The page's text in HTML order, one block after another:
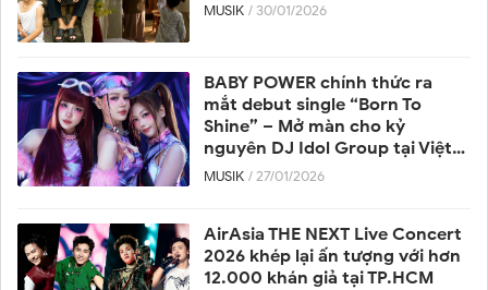
MUSIK / 30/01/2026
BABY POWER chính thức ra
mắt debut single “Born To
Shine” – Mở màn cho kỷ
nguyên DJ Idol Group tại Việt
Nam
MUSIK / 27/01/2026
AirAsia THE NEXT Live Concert
2026 khép lại ấn tượng với hơn
12.000 khán giả tại TP.HCM